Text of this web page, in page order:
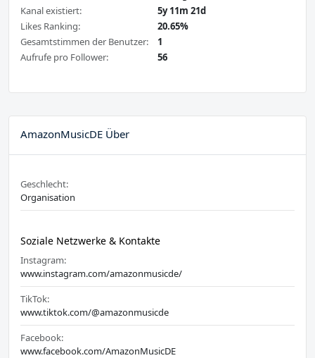
Kanal existiert:
5y 11m 21d
Likes Ranking:
20.65%
Gesamtstimmen der Benutzer:
1
Aufrufe pro Follower:
56
AmazonMusicDE Über
Geschlecht:
Organisation
Soziale Netzwerke & Kontakte
Instagram:
www.instagram.com/amazonmusicde/
TikTok:
www.tiktok.com/@amazonmusicde
Facebook:
www.facebook.com/AmazonMusicDE